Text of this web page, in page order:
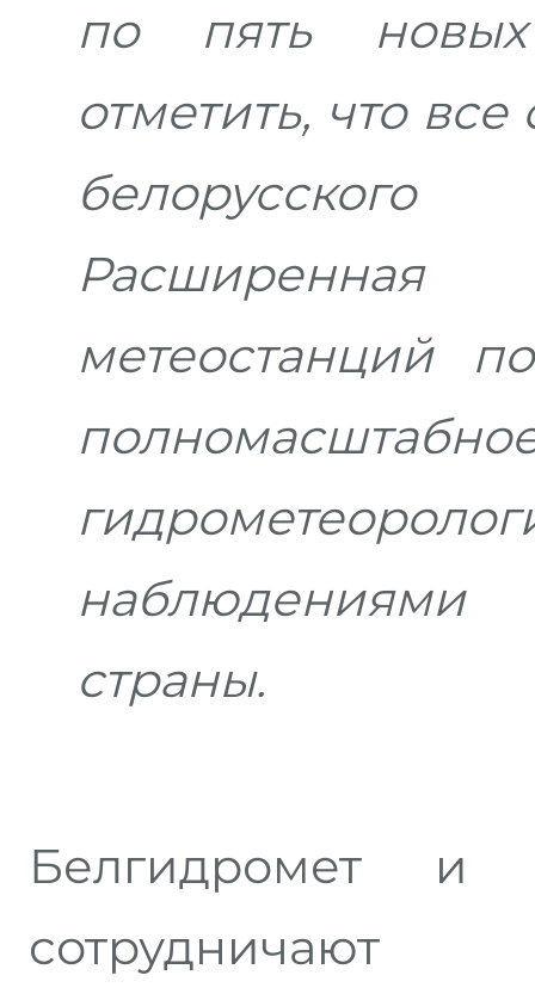
по пять
отметить, что
метеостанций
наблюдениями
страны.
Белгидромет и